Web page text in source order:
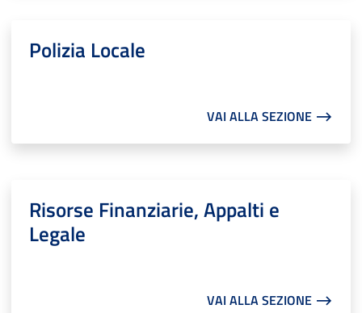
Polizia Locale
VAI ALLA SEZIONE ⟶
Risorse Finanziarie, Appalti e
Legale
VAI ALLA SEZIONE ⟶